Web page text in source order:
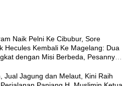
Naik Pelni Ke Cibubur, Sore
Hecules Kembali Ke Magelang: Dua
dengan Misi Berbeda, Pesannya
Jual Jagung dan Melaut, Kini Raih